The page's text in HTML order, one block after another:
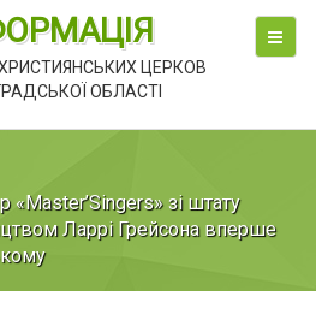
ЦЕРКОВ
ОБЛАСТІ
«Master’Singers» зі штату
Ларрі Грейсона вперше